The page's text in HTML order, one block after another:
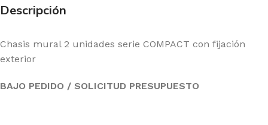
Descripción
Chasis mural 2 unidades serie COMPACT con fijación
exterior
BAJO PEDIDO / SOLICITUD PRESUPUESTO